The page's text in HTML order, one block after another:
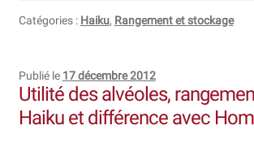
Politique en matière de remboursements et
Questions-Réponses?
Catégories : Haiku, Rangement et stockage
Publié le 17 décembre 2012
Utilité des alvéoles,
Haiku et différence avec